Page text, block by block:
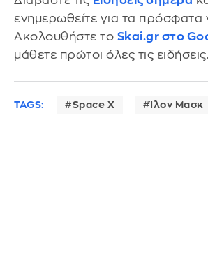
ενημερωθείτε για τα πρόσφατα
Ακολουθήστε το Skai.gr στο
μάθετε πρώτοι όλες τις ειδήσεις.
TAGS: Space X Ίλον Μασκ